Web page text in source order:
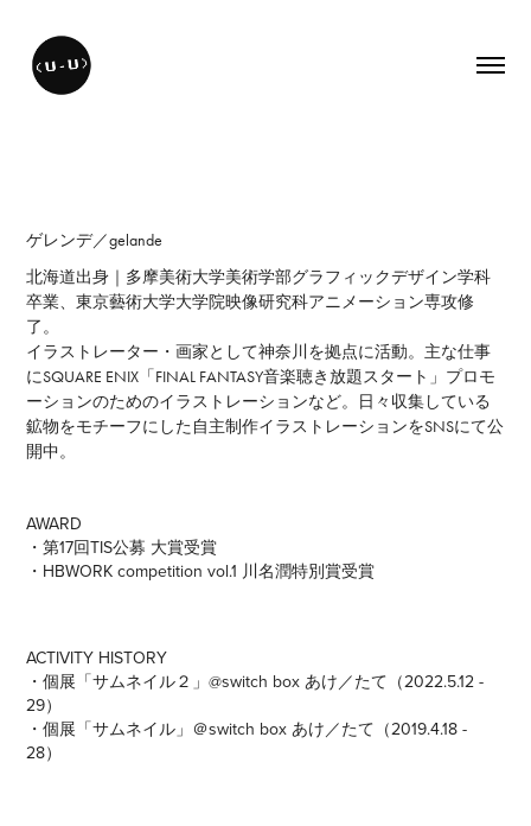
ゲレンデ／gelande
北海道出身｜多摩美術大学美術学部グラフィックデザイン学科
卒業、東京藝術大学大学院映像研究科アニメーション専攻修
了。
イラストレーター・画家として神奈川を拠点に活動。主な仕事
にSQUARE ENIX「FINAL FANTASY音楽聴き放題スタート」プロモ
ーションのためのイラストレーションなど。日々収集している
鉱物をモチーフにした自主制作イラストレーションをSNSにて公
開中。
AWARD
・第17回TIS公募 大賞受賞
・HBWORK competition vol.1 川名潤特別賞受賞
ACTIVITY HISTORY
・個展「サムネイル２」@switch box あけ／たて（2022.5.12 -
29）
・個展「サムネイル」＠switch box あけ／たて（2019.4.18 -
28）